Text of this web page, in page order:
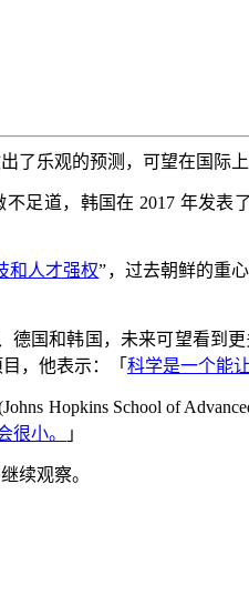
了乐观的预测，可望在国际
不足道，韩国在 2017 年发表了
和人才强权”，过去朝鲜的重
国和韩国，未来可望看到
，他表示：「 科学是一个能
Hopkins School of
很小。 」
续观察。